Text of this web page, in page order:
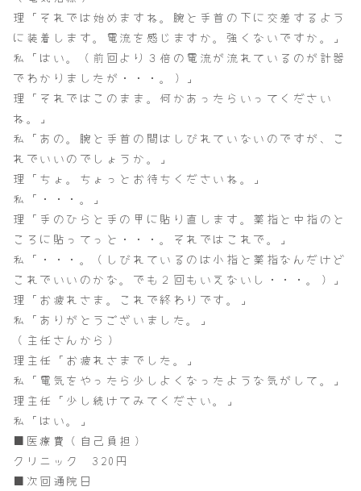
理「それでは始めますね。腕と手首の下に交差するよう
に装着します。電流を感じますか。強くないですか。」
私「はい。（前回より３倍の電流が流れているのが計器
でわかりましたが・・・。）」
理「それではこのまま。何かあったらいってください
ね。」
私「あの。腕と手首の間はしびれていないのですが、こ
れでいいのでしょうか。」
理「ちょ。ちょっとお待ちくださいね。」
私「・・・。」
理「手のひらと手の甲に貼り直します。薬指と中指のと
ころに貼ってっと・・・。それではこれで。」
私「・・・。（しびれているのは小指と薬指なんだけど
これでいいのかな。でも２回もいえないし・・・。）」
理「お疲れさま。これで終わりです。」
私「ありがとうございました。」
（主任さんから）
理主任「お疲れさまでした。」
私「電気をやったら少しよくなったような気がして。」
理主任「少し続けてみてください。」
私「はい。」
■医療費（自己負担）
クリニック 320円
■次回通院日